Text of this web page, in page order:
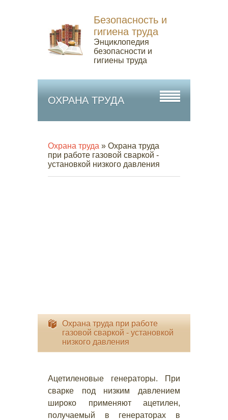
Безопасность и
гигиена труда
Энциклопедия
безопасности и
гигиены труда
ОХРАНА ТРУДА
Охрана труда » Охрана труда
при работе газовой сваркой -
установкой низкого давления
Охрана труда при работе
газовой сваркой - установкой
низкого давления
Ацетиленовые генераторы. При
сварке под низким давлением
широко применяют ацетилен,
получаемый в генераторах в